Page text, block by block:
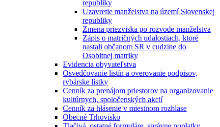
republiky
Uzavretie manželstva na území Slovenskej
republiky
Zmena priezviska po rozvode manželstva
Zápis o matričných udalostiach, ktoré
nastali občanom SR v cudzine do
Osobitnej matriky
Evidencia obyvateľstva
Osvedčovanie listín a overovanie podpisov,
rybárske lístky
Cenník za prenájom priestorov na organizovanie
kultúrnych, spoločenských akcií
Cenník za hlásenie v miestnom rozhlase
Obecné Trhovisko